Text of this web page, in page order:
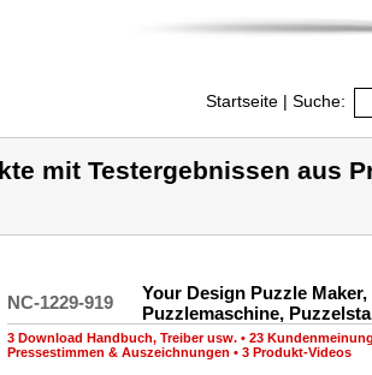
Startseite | Suche:
mit Testergebnissen aus
NC-1229-919
Your Design Puzzle Maker,
Puzzlemaschine,
3 Download Handbuch, Treiber usw. • 23
Pressestimmen & Auszeichnungen • 3 Produkt-Videos